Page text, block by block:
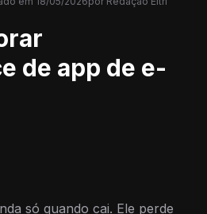
de app de e-
só quando cai. Ele perde